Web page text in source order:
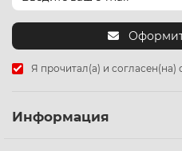
Я прочитал(а) и согласен(на)
Информация